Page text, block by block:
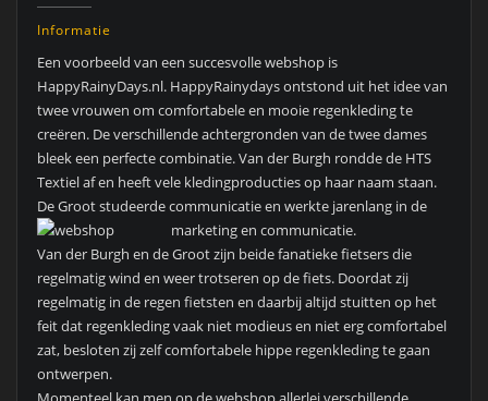
Informatie
Een voorbeeld van een succesvolle webshop is
HappyRainyDays.nl. HappyRainydays ontstond uit het idee van
twee vrouwen om comfortabele en mooie regenkleding te
creëren. De verschillende achtergronden van de twee dames
bleek een perfecte combinatie. Van der Burgh rondde de HTS
Textiel af en heeft vele kledingproducties op haar naam staan.
De Groot studeerde communicatie en werkte jarenlang in de
marketing en communicatie.
Van der Burgh en de Groot zijn beide fanatieke fietsers die
regelmatig wind en weer trotseren op de fiets. Doordat zij
regelmatig in de regen fietsten en daarbij altijd stuitten op het
feit dat regenkleding vaak niet modieus en niet erg comfortabel
zat, besloten zij zelf comfortabele hippe regenkleding te gaan
ontwerpen.